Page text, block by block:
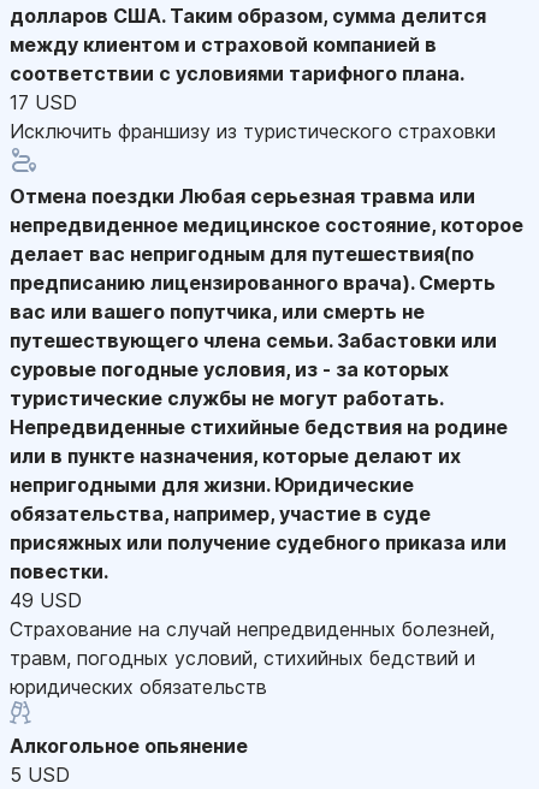
долларов США. Таким образом, сумма делится
между клиентом и страховой компанией в
соответствии с условиями тарифного плана.
17 USD
Исключить франшизу из туристического страховки
Отмена поездки Любая серьезная травма или
непредвиденное медицинское состояние, которое
делает вас непригодным для путешествия(по
предписанию лицензированного врача). Смерть
вас или вашего попутчика, или смерть не
путешествующего члена семьи. Забастовки или
суровые погодные условия, из - за которых
туристические службы не могут работать.
Непредвиденные стихийные бедствия на родине
или в пункте назначения, которые делают их
непригодными для жизни. Юридические
обязательства, например, участие в суде
присяжных или получение судебного приказа или
повестки.
49 USD
Страхование на случай непредвиденных болезней,
травм, погодных условий, стихийных бедствий и
юридических обязательств
Алкогольное опьянение
5 USD